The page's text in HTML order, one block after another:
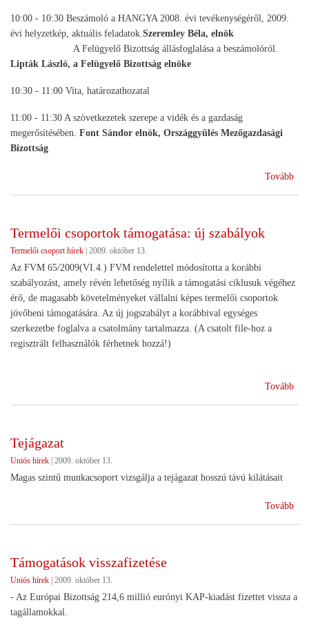
10:00 - 10:30 Beszámoló a HANGYA 2008. évi tevékenységéről, 2009.
évi helyzetkép, aktuális feladatok.Szeremley Béla, elnök
A Felügyelő Bizottság állásfoglalása a beszámolóról.
Lipták László, a Felügyelő Bizottság elnöke
10:30 - 11:00 Vita, határozathozatal
11:00 - 11:30 A szövetkezetek szerepe a vidék és a gazdaság
megerősítésében. Font Sándor elnök, Országgyűlés Mezőgazdasági
Bizottság
Tovább
Termelői csoportok támogatása: új szabályok
Termelői csoport hírek | 2009. október 13.
Az FVM 65/2009(VI.4.) FVM rendelettel módosította a korábbi
szabályozást, amely révén lehetőség nyílik a támogatási ciklusuk végéhez
érő, de magasabb követelményeket vállalni képes termelői csoportok
jövőbeni támogatására. Az új jogszabályt a korábbival egységes
szerkezetbe foglalva a csatolmány tartalmazza. (A csatolt file-hoz a
regisztrált felhasználók férhetnek hozzá!)
Tovább
Tejágazat
Uniós hírek 2009. október 13.
Magas szintű munkacsoport vizsgálja a tejágazat hosszú távú kilátásait
Tovább
Támogatások visszafizetése
Uniós hírek 2009. október 13.
- Az Európai Bizottság 214,6 millió eurónyi KAP-kiadást fizettet vissza a
tagállamokkal.